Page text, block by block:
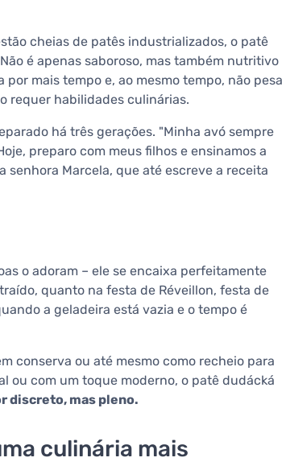
cheias de patês industrializados, o patê
é apenas saboroso, mas também nutritivo
mais tempo e, ao mesmo tempo, não pesa
requer habilidades culinárias.
há três gerações. "Minha avó sempre
preparo com meus filhos e ensinamos a
senhora Marcela, que até escreve a receita
o adoram – ele se encaixa perfeitamente
quanto na festa de Réveillon, festa de
a geladeira está vazia e o tempo é
conserva ou até mesmo como recheio para
ou com um toque moderno, o patê dudácká
discreto, mas pleno.
culinária mais